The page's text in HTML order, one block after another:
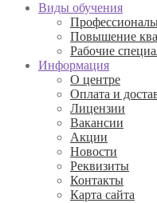
Виды обучения
Повышение
Рабочие
Информация
О центре
Оплата и
Лицензии
Вакансии
Акции
Новости
Реквизиты
Контакты
Карта сайта